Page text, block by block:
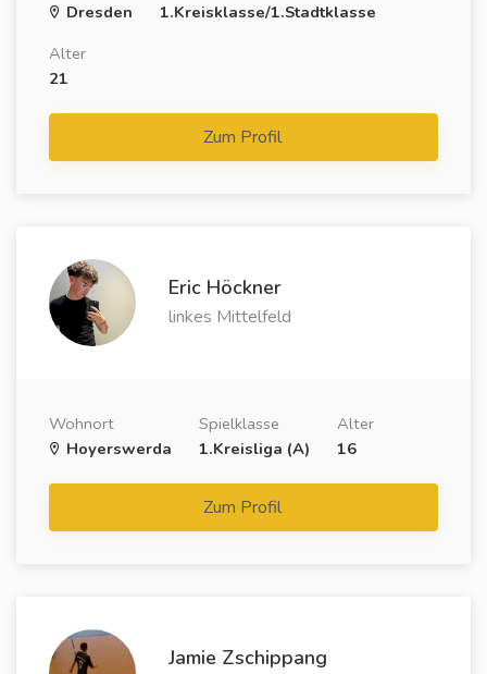
Dresden
1.Kreisklasse/1.Stadtklasse
Alter
21
Zum Profil
Eric Höckner
linkes Mittelfeld
Wohnort
Hoyerswerda
Spielklasse
1.Kreisliga (A)
Alter
16
Zum Profil
Jamie Zschippang